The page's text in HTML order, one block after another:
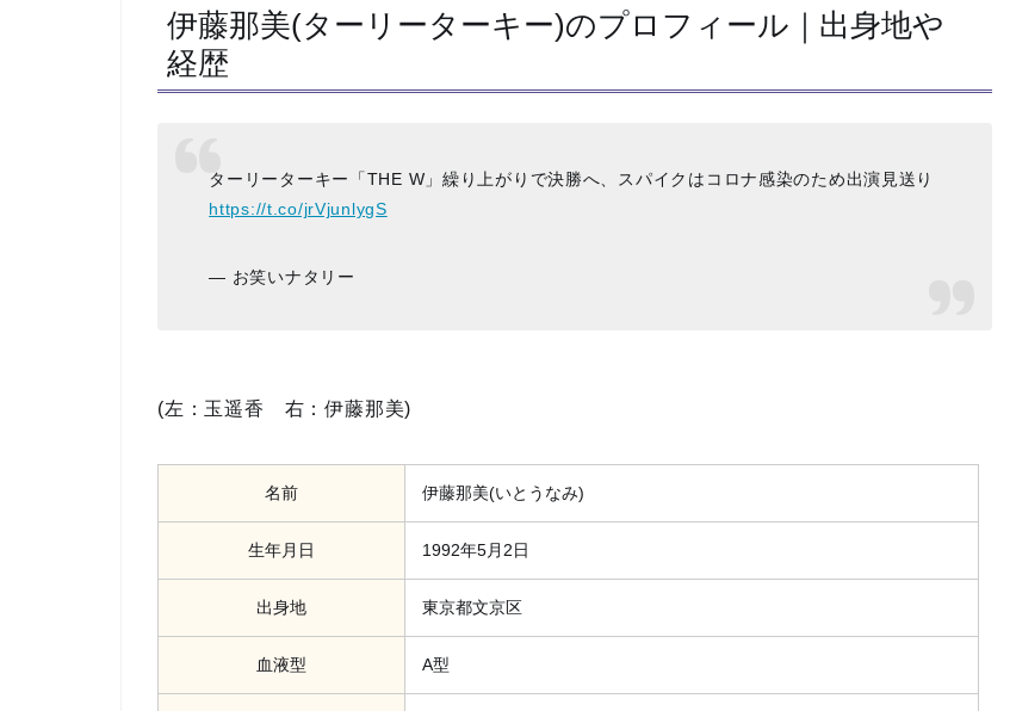
伊藤那美(ターリーターキー)のプロフィール｜出身地や
経歴
ターリーターキー「THE W」繰り上がりで決勝へ、スパイクはコロナ感染のため出演見送り
https://t.co/jrVjunlygS
— お笑いナタリー
(左：玉遥香 右：伊藤那美)
名前 伊藤那美(いとうなみ)
生年月日 1992年5月2日
出身地 東京都文京区
血液型 A型